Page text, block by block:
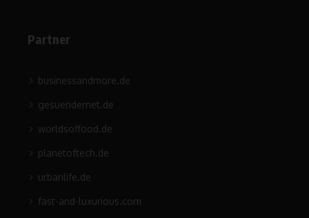
Partner
businessandmore.de
gesuendernet.de
worldsoffood.de
planetoftech.de
urbanlife.de
fast-and-luxurious.com